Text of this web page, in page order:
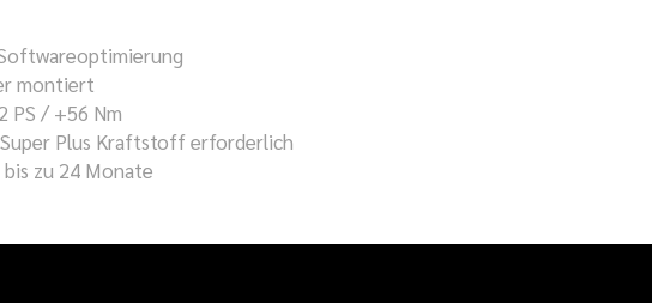
montiert
PS / +56 Nm
Plus Kraftstoff erforderlich
zu 24 Monate